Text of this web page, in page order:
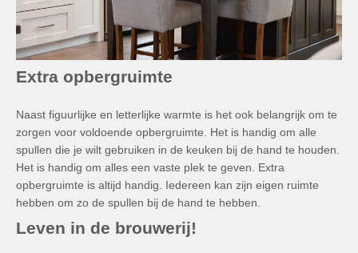
Extra opbergruimte
Naast figuurlijke en letterlijke warmte is het ook belangrijk om te
zorgen voor voldoende opbergruimte. Het is handig om alle
spullen die je wilt gebruiken in de keuken bij de hand te houden.
Het is handig om alles een vaste plek te geven. Extra
opbergruimte is altijd handig. Iedereen kan zijn eigen ruimte
hebben om zo de spullen bij de hand te hebben.
Leven in de brouwerij!